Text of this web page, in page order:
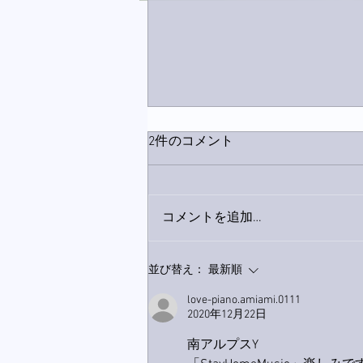
家レコーディング無事終了。
2件のコメント
コメントを追加…
並び替え： 最新順
love-piano.amiami.0111
2020年12月22日
南アルプスY